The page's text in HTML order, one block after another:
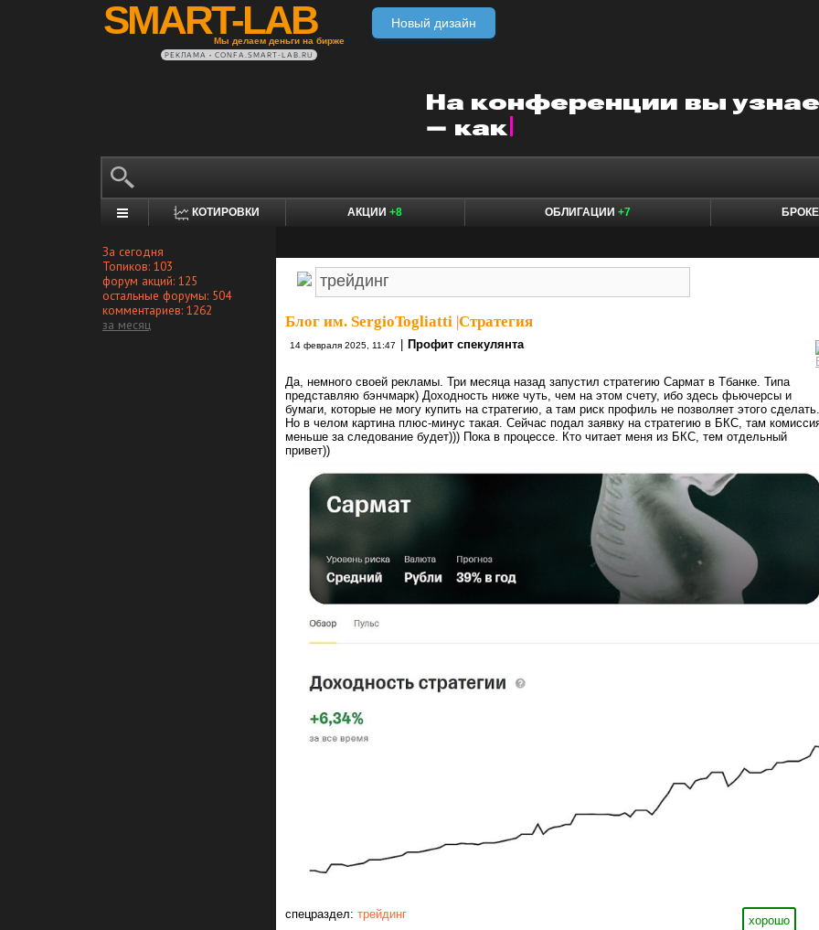
SMART-LAB
Мы делаем деньги на бирже
Новый дизайн
РЕКЛАМА • CONFA.SMART-LAB.RU
КОТИРОВКИ АКЦИИ +8 ОБЛИГАЦИИ +7
За сегодня
Топиков: 103
форум акций: 125
остальные форумы: 504
комментариев: 1262
за месяц
Блог им. SergioTogliatti Стратегия
14 февраля 2025, 11:47 Профит спекулянта
Да, немного своей рекламы. Три месяца назад запустил стратегию Сармат в Тбанке. Типа
представляю бэнчмарк) Доходность ниже чуть, чем на этом счету, ибо здесь фьючерсы и
бумаги, которые не могу купить на стратегию, а там риск профиль не позволяет этого сделать.
Но в челом картина плюс-минус такая. Сейчас подал заявку на стратегию в БКС, там
меньше за следование будет))) Пока в процессе. Кто читает меня из БКС, тем отдельный
привет))
хорошо
спецраздел: трейдинг